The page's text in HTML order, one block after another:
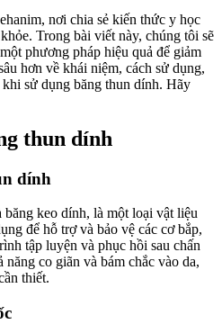
nơi chia sẻ kiến thức y học
Trong bài viết này, chúng tôi sẽ
phương pháp hiệu quả để giảm
hơn về khái niệm, cách sử dụng,
sử dụng băng thun dính. Hãy
thun dính
dính
keo dính, là một loại vật liệu
để hỗ trợ và bảo vệ các cơ bắp,
tập luyện và phục hồi sau chấn
co giãn và bám chắc vào da,
thiết.